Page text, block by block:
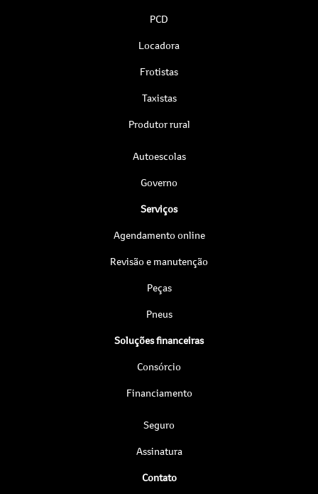
PCD
Locadora
Frotistas
Taxistas
Produtor rural
Autoescolas
Governo
Serviços
Agendamento online
Revisão e manutenção
Peças
Pneus
Soluções financeiras
Consórcio
Financiamento
Seguro
Assinatura
Contato